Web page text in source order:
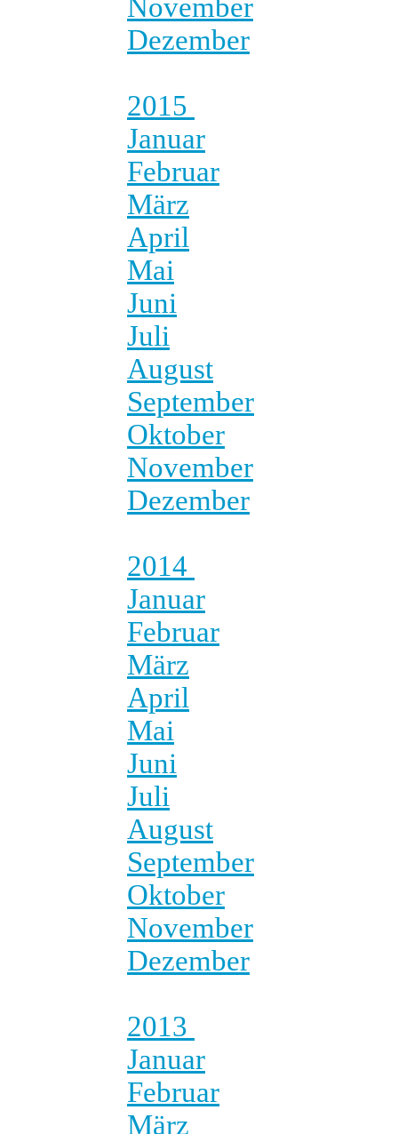
November
Dezember
2015
Januar
Februar
März
April
Mai
Juni
Juli
August
September
Oktober
November
Dezember
2014
Januar
Februar
März
April
Mai
Juni
Juli
August
September
Oktober
November
Dezember
2013
Januar
Februar
März